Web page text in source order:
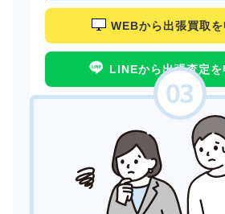
WEBから出張買取
LINEから出張査定を